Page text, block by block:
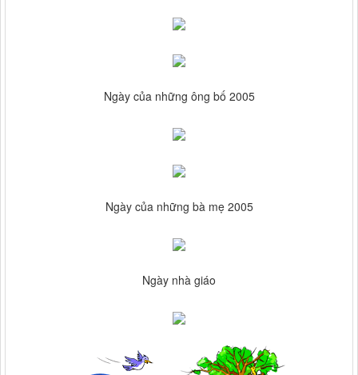
Ngày của những ông bố 2005
Ngày của những bà mẹ 2005
Ngày nhà giáo